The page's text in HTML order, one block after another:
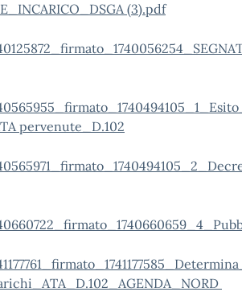
(3).pdf
pervenute_D.102